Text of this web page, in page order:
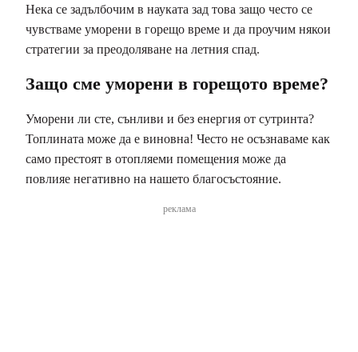
Нека се задълбочим в науката зад това защо често се
чувстваме уморени в горещо време и да проучим някои
стратегии за преодоляване на летния спад.
Защо сме уморени в горещото време?
Уморени ли сте, сънливи и без енергия от сутринта?
Топлината може да е виновна! Често не осъзнаваме как
само престоят в отопляеми помещения може да
повлияе негативно на нашето благосъстояние.
реклама